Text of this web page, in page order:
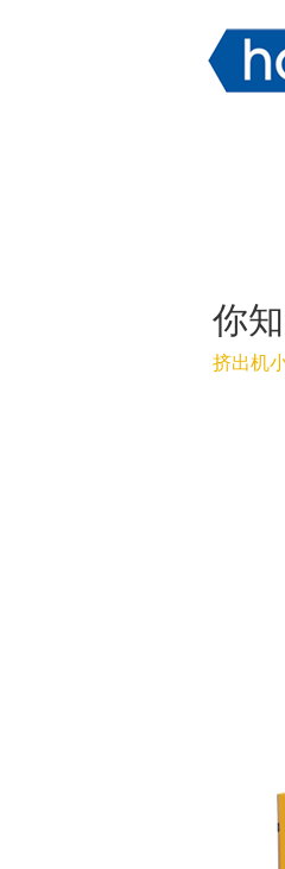
你
挤出机